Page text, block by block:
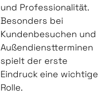
und Professionalität.
Besonders bei
Kundenbesuchen und
Außendienstterminen
spielt der erste
Eindruck eine wichtige
Rolle.